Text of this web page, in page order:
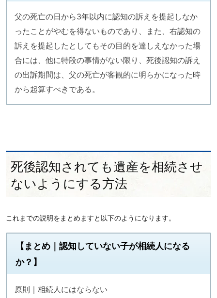
父の死亡の日から3年以内に認知の訴えを提起しなか
ったことがやむを得ないものであり、また、右認知の
訴えを提起したとしてもその目的を達しえなかった場
合には、他に特段の事情がない限り、死後認知の訴え
の出訴期間は、父の死亡が客観的に明らかになった時
から起算すべきである。
死後認知されても遺産を相続させ
ないようにする方法
これまでの説明をまとめますと以下のようになります。
【まとめ｜認知していない子が相続人になる
か？】
原則｜相続人にはならない